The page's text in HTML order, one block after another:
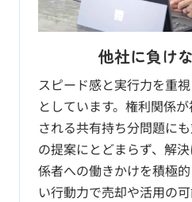
他社に負け
スピード感と実行力を重
としています。権利関係
される共有持ち分問題に
の提案にとどまらず、解
係者への働きかけを積極
い行動力で売却や活用の可